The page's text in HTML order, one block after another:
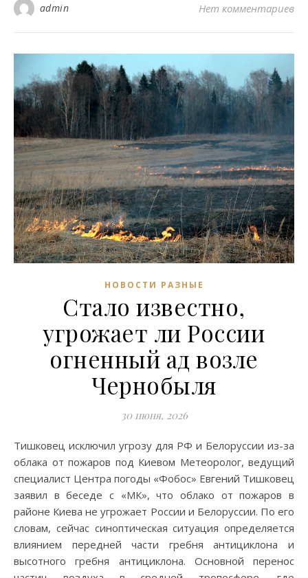
admin Нет комментариев
НОВОСТИ РАЗНЫЕ
Стало известно,
угрожает ли России
огненный ад возле
Чернобыля
30 июня, 2026
Тишковец исключил угрозу для РФ и Белоруссии из-за
облака от пожаров под Киевом Метеоролог, ведущий
специалист Центра погоды «Фобос» Евгений Тишковец
заявил в беседе с «МК», что облако от пожаров в
районе Киева не угрожает России и Белоруссии. По его
словам, сейчас синоптическая ситуация определяется
влиянием передней части гребня антициклона и
высотного гребня антициклона. Основной перенос